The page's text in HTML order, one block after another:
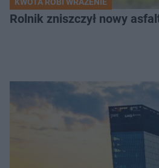
Rolnik zniszczył nowy